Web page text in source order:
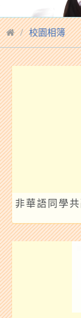
校園相簿
非華語同學